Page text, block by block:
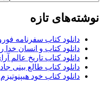
نوشته‌های تازه
دانلود کتاب سفرنامه
دانلود کتاب و انسان خدا
دانلود کتاب تاریخ عالم
دانلود کتاب طالع بینی
دانلود کتاب خود